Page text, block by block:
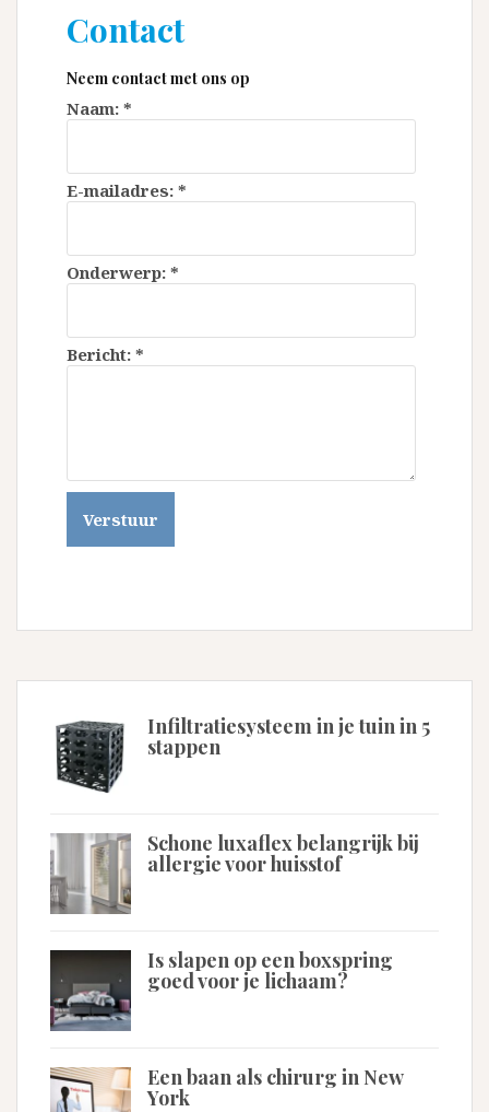
Contact
Neem contact met ons op
Naam: *
E-mailadres: *
Onderwerp: *
Bericht: *
Infiltratiesysteem in je tuin in 5
stappen
Schone luxaflex belangrijk bij
allergie voor huisstof
Is slapen op een boxspring
goed voor je lichaam?
Een baan als chirurg in New
York